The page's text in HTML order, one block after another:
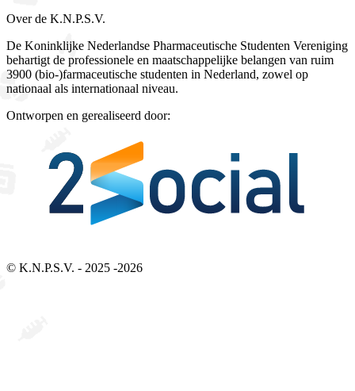
Over de K.N.P.S.V.
De Koninklijke Nederlandse Pharmaceutische Studenten Vereniging
behartigt de professionele en maatschappelijke belangen van ruim
3900 (bio-)farmaceutische studenten in Nederland, zowel op
nationaal als internationaal niveau.
Ontworpen en gerealiseerd door:
© K.N.P.S.V. - 2025 -2026